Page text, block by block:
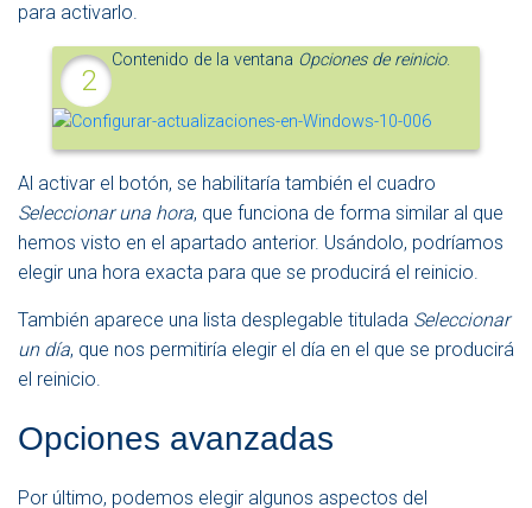
para activarlo.
Contenido de la ventana Opciones de reinicio.
Al activar el botón, se habilitaría también el cuadro
Seleccionar una hora, que funciona de forma similar al que
hemos visto en el apartado anterior. Usándolo, podríamos
elegir una hora exacta para que se producirá el reinicio.
También aparece una lista desplegable titulada Seleccionar
un día, que nos permitiría elegir el día en el que se producirá
el reinicio.
Opciones avanzadas
Por último, podemos elegir algunos aspectos del